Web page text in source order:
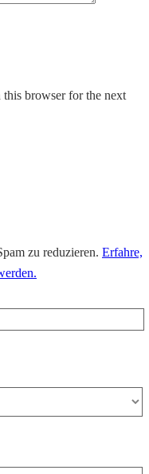
this browser for the next
zu reduzieren. Erfahre,